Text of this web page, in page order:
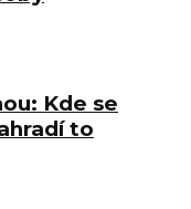
Kde se
to